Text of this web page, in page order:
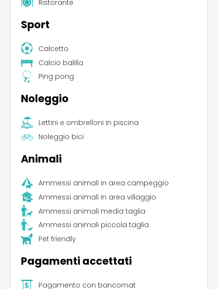
calda accoglienza, ogni momento trascorso al
custodire.
Ristorante
Sport
Calcetto
Calcio balilla
Ping pong
Noleggio
Lettini e ombrelloni in piscina
Noleggio bici
Animali
Ammessi animali in area campeggio
Ammessi animali in area villaggio
Ammessi animali media taglia
Ammessi animali piccola taglia
Pet friendly
Pagamenti accettati
Pagamento con bancomat